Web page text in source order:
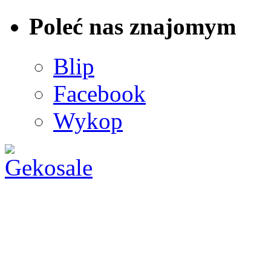
Poleć nas znajomym
Blip
Facebook
Wykop